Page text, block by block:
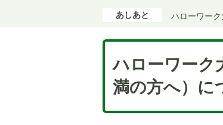
あしあと ハローワー
ハローワーク
満の方へ）に